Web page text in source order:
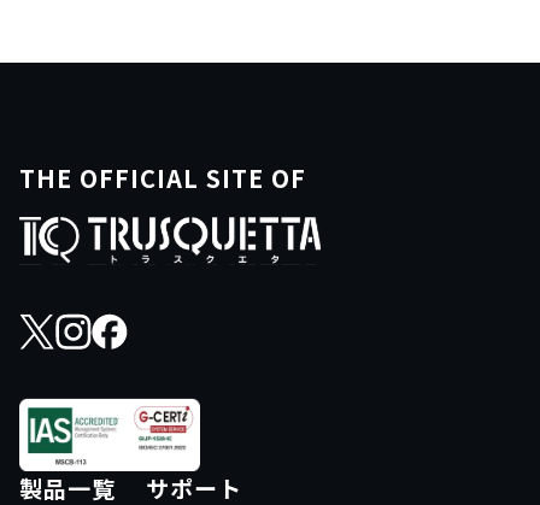
THE OFFICIAL SITE OF
製品一覧 サポート